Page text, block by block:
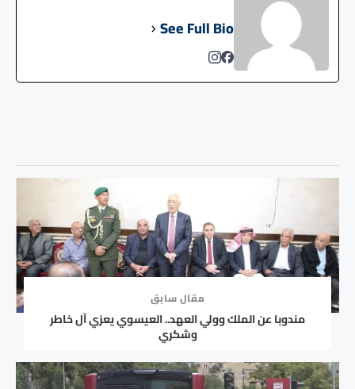
See Full Bio
مقال سابق
مندوبا عن الملك وولي العهد.. العيسوي يعزي آل خاطر
وشكري